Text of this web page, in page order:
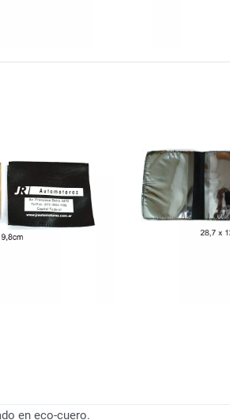
en eco-cuero.